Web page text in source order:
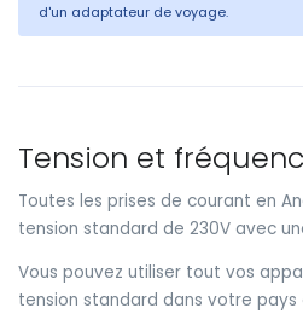
d'un adaptateur de voyage.
Tension et
Toutes les prises de courant en
tension standard de 230V avec
Vous pouvez utiliser tout vos
tension standard dans votre